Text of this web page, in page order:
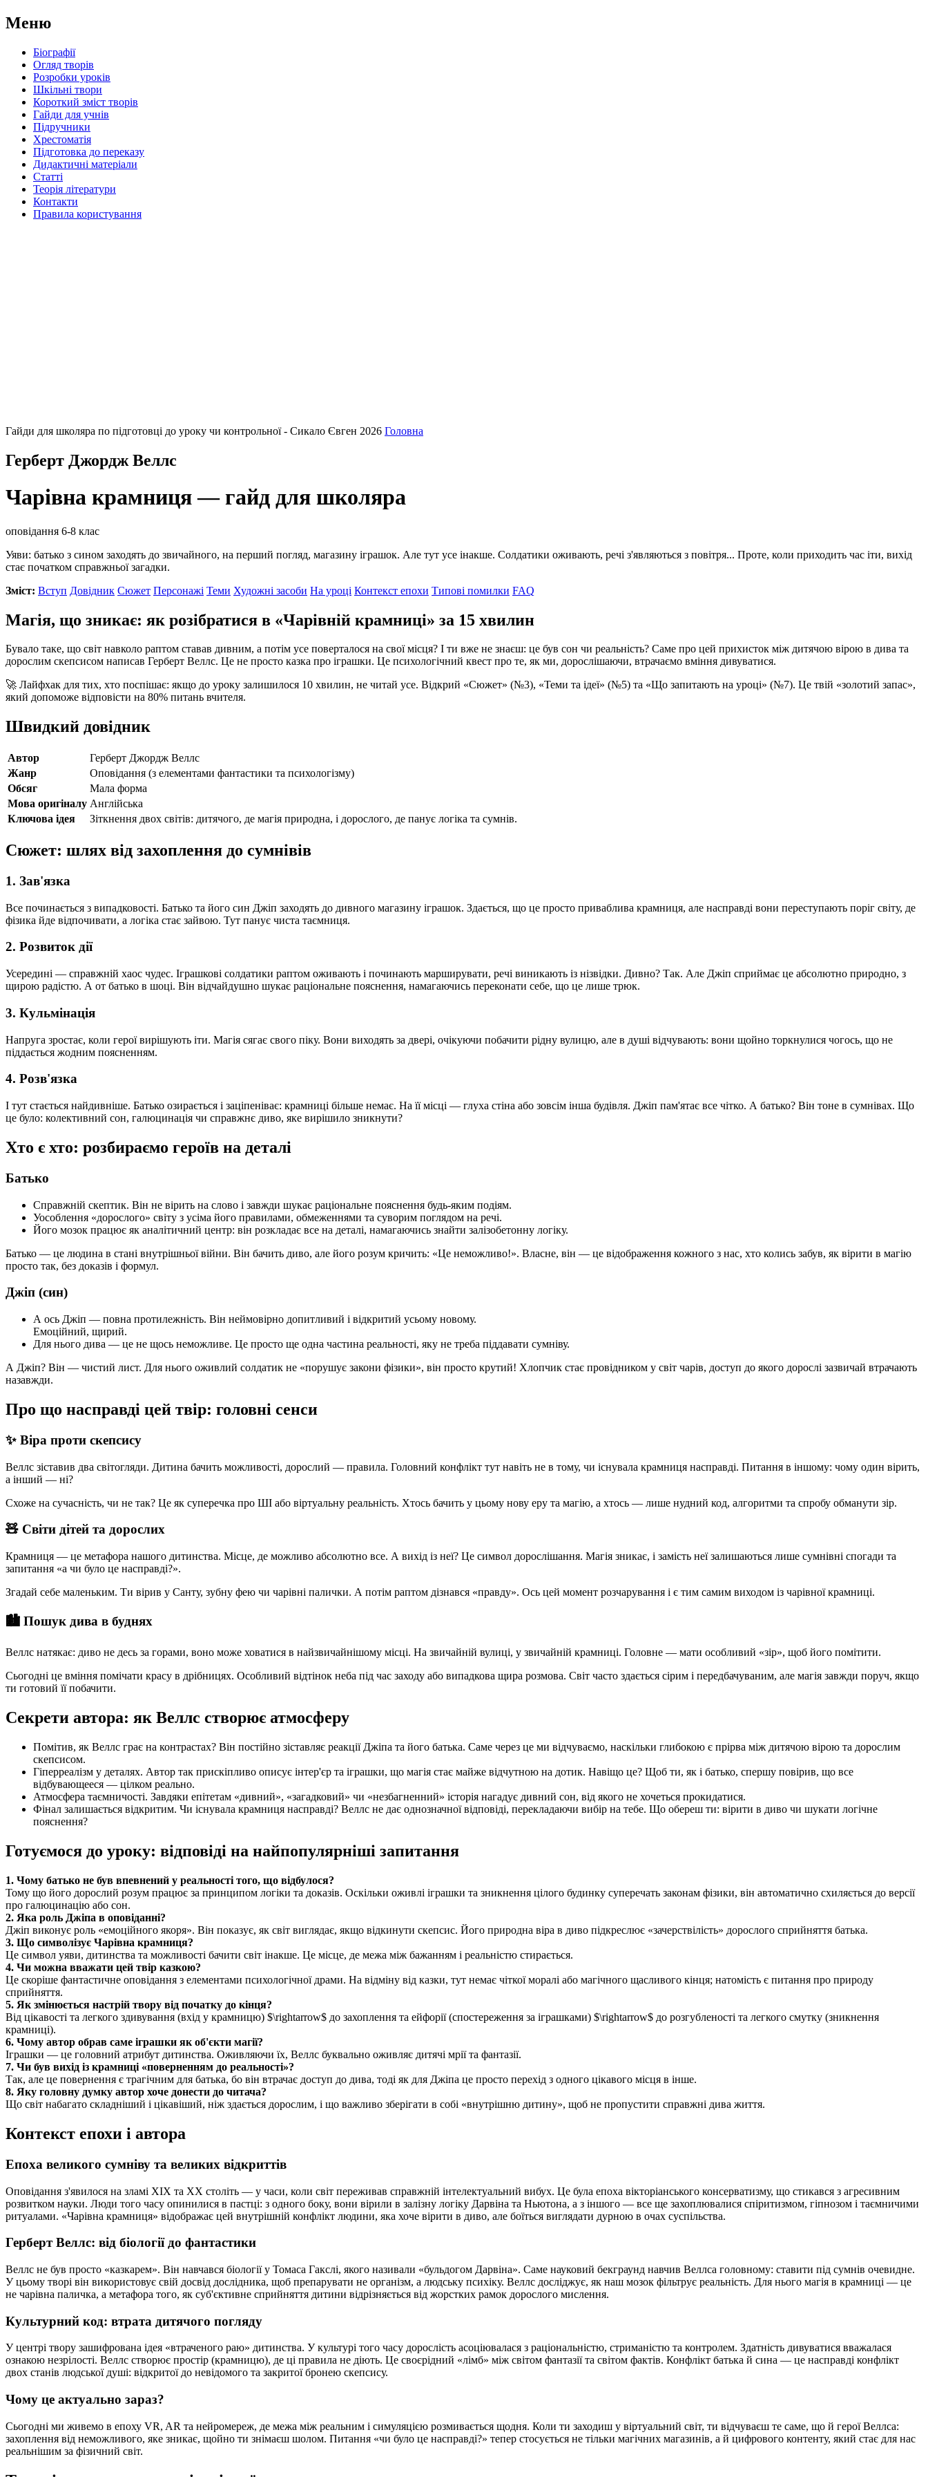
Меню
Біографії
Огляд творів
Розробки уроків
Шкільні твори
Короткий зміст творів
Гайди для учнів
Підручники
Хрестоматія
Підготовка до переказу
Дидактичні матеріали
Статті
Теорія літератури
Контакти
Правила користування
Гайди для школяра по підготовці до уроку чи контрольної - Сикало Євген 2026 Головна
Герберт Джордж Веллс
Чарівна крамниця — гайд для школяра
оповідання 6-8 клас
Уяви: батько з сином заходять до звичайного, на перший погляд, магазину іграшок. Але тут усе інакше. Солдатики оживають, речі з'являються з повітря... Проте, коли приходить час іти, вихід
стає початком справжньої загадки.
Зміст: Вступ Довідник Сюжет Персонажі Теми Художні засоби На уроці Контекст епохи Типові помилки FAQ
Магія, що зникає: як розібратися в «Чарівній крамниці» за 15 хвилин
Бувало таке, що світ навколо раптом ставав дивним, а потім усе поверталося на свої місця? І ти вже не знаєш: це був сон чи реальність? Саме про цей прихисток між дитячою вірою в дива та
дорослим скепсисом написав Герберт Веллс. Це не просто казка про іграшки. Це психологічний квест про те, як ми, дорослішаючи, втрачаємо вміння дивуватися.
🚀 Лайфхак для тих, хто поспішає: якщо до уроку залишилося 10 хвилин, не читай усе. Відкрий «Сюжет» (№3), «Теми та ідеї» (№5) та «Що запитають на уроці» (№7). Це твій «золотий запас»,
який допоможе відповісти на 80% питань вчителя.
Швидкий довідник
Автор
Герберт Джордж Веллс
Жанр
Оповідання (з елементами фантастики та психологізму)
Обсяг
Мала форма
Мова оригіналу Англійська
Ключова ідея
Зіткнення двох світів: дитячого, де магія природна, і дорослого, де панує логіка та сумнів.
Сюжет: шлях від захоплення до сумнівів
1. Зав'язка
Все починається з випадковості. Батько та його син Джіп заходять до дивного магазину іграшок. Здається, що це просто приваблива крамниця, але насправді вони переступають поріг світу, де
фізика йде відпочивати, а логіка стає зайвою. Тут панує чиста таємниця.
2. Розвиток дії
Усередині — справжній хаос чудес. Іграшкові солдатики раптом оживають і починають марширувати, речі виникають із нізвідки. Дивно? Так. Але Джіп сприймає це абсолютно природно, з
щирою радістю. А от батько в шоці. Він відчайдушно шукає раціональне пояснення, намагаючись переконати себе, що це лише трюк.
3. Кульмінація
Напруга зростає, коли герої вирішують іти. Магія сягає свого піку. Вони виходять за двері, очікуючи побачити рідну вулицю, але в душі відчувають: вони щойно торкнулися чогось, що не
піддається жодним поясненням.
4. Розв'язка
І тут стається найдивніше. Батько озирається і заціпеніває: крамниці більше немає. На її місці — глуха стіна або зовсім інша будівля. Джіп пам'ятає все чітко. А батько? Він тоне в сумнівах. Що
це було: колективний сон, галюцинація чи справжнє диво, яке вирішило зникнути?
Хто є хто: розбираємо героїв на деталі
Батько
Справжній скептик. Він не вірить на слово і завжди шукає раціональне пояснення будь-яким подіям.
Уособлення «дорослого» світу з усіма його правилами, обмеженнями та суворим поглядом на речі.
Його мозок працює як аналітичний центр: він розкладає все на деталі, намагаючись знайти залізобетонну логіку.
Батько — це людина в стані внутрішньої війни. Він бачить диво, але його розум кричить: «Це неможливо!». Власне, він — це відображення кожного з нас, хто колись забув, як вірити в магію
просто так, без доказів і формул.
Джіп (син)
А ось Джіп — повна протилежність. Він неймовірно допитливий і відкритий усьому новому.
Емоційний, щирий.
Для нього дива — це не щось неможливе. Це просто ще одна частина реальності, яку не треба піддавати сумніву.
А Джіп? Він — чистий лист. Для нього оживлий солдатик не «порушує закони фізики», він просто крутий! Хлопчик стає провідником у світ чарів, доступ до якого дорослі зазвичай втрачають
назавжди.
Про що насправді цей твір: головні сенси
✨ Віра проти скепсису
Веллс зіставив два світогляди. Дитина бачить можливості, дорослий — правила. Головний конфлікт тут навіть не в тому, чи існувала крамниця насправді. Питання в іншому: чому один вірить,
а інший — ні?
Схоже на сучасність, чи не так? Це як суперечка про ШІ або віртуальну реальність. Хтось бачить у цьому нову еру та магію, а хтось — лише нудний код, алгоритми та спробу обманути зір.
🧸 Світи дітей та дорослих
Крамниця — це метафора нашого дитинства. Місце, де можливо абсолютно все. А вихід із неї? Це символ дорослішання. Магія зникає, і замість неї залишаються лише сумнівні спогади та
запитання «а чи було це насправді?».
Згадай себе маленьким. Ти вірив у Санту, зубну фею чи чарівні палички. А потім раптом дізнався «правду». Ось цей момент розчарування і є тим самим виходом із чарівної крамниці.
🏙️ Пошук дива в буднях
Веллс натякає: диво не десь за горами, воно може ховатися в найзвичайнішому місці. На звичайній вулиці, у звичайній крамниці. Головне — мати особливий «зір», щоб його помітити.
Сьогодні це вміння помічати красу в дрібницях. Особливий відтінок неба під час заходу або випадкова щира розмова. Світ часто здається сірим і передбачуваним, але магія завжди поруч, якщо
ти готовий її побачити.
Секрети автора: як Веллс створює атмосферу
Помітив, як Веллс грає на контрастах? Він постійно зіставляє реакції Джіпа та його батька. Саме через це ми відчуваємо, наскільки глибокою є прірва між дитячою вірою та дорослим
скепсисом.
Гіперреалізм у деталях. Автор так прискіпливо описує інтер'єр та іграшки, що магія стає майже відчутною на дотик. Навіщо це? Щоб ти, як і батько, спершу повірив, що все
відбувающееся — цілком реально.
Атмосфера таємничості. Завдяки епітетам «дивний», «загадковий» чи «незбагненний» історія нагадує дивний сон, від якого не хочеться прокидатися.
Фінал залишається відкритим. Чи існувала крамниця насправді? Веллс не дає однозначної відповіді, перекладаючи вибір на тебе. Що обереш ти: вірити в диво чи шукати логічне
пояснення?
Готуємося до уроку: відповіді на найпопулярніші запитання
1. Чому батько не був впевнений у реальності того, що відбулося?
Тому що його дорослий розум працює за принципом логіки та доказів. Оскільки оживлі іграшки та зникнення цілого будинку суперечать законам фізики, він автоматично схиляється до версії
про галюцинацію або сон.
2. Яка роль Джіпа в оповіданні?
Джіп виконує роль «емоційного якоря». Він показує, як світ виглядає, якщо відкинути скепсис. Його природна віра в диво підкреслює «зачерствілість» дорослого сприйняття батька.
3. Що символізує Чарівна крамниця?
Це символ уяви, дитинства та можливості бачити світ інакше. Це місце, де межа між бажанням і реальністю стирається.
4. Чи можна вважати цей твір казкою?
Це скоріше фантастичне оповідання з елементами психологічної драми. На відміну від казки, тут немає чіткої моралі або магічного щасливого кінця; натомість є питання про природу
сприйняття.
5. Як змінюється настрій твору від початку до кінця?
Від цікавості та легкого здивування (вхід у крамницю) $\rightarrow$ до захоплення та ейфорії (спостереження за іграшками) $\rightarrow$ до розгубленості та легкого смутку (зникнення
крамниці).
6. Чому автор обрав саме іграшки як об'єкти магії?
Іграшки — це головний атрибут дитинства. Оживляючи їх, Веллс буквально оживляє дитячі мрії та фантазії.
7. Чи був вихід із крамниці «поверненням до реальності»?
Так, але це повернення є трагічним для батька, бо він втрачає доступ до дива, тоді як для Джіпа це просто перехід з одного цікавого місця в інше.
8. Яку головну думку автор хоче донести до читача?
Що світ набагато складніший і цікавіший, ніж здається дорослим, і що важливо зберігати в собі «внутрішню дитину», щоб не пропустити справжні дива життя.
Контекст епохи і автора
Епоха великого сумніву та великих відкриттів
Оповідання з'явилося на зламі XIX та XX століть — у часи, коли світ переживав справжній інтелектуальний вибух. Це була епоха вікторіанського консерватизму, що стикався з агресивним
розвитком науки. Люди того часу опинилися в пастці: з одного боку, вони вірили в залізну логіку Дарвіна та Ньютона, а з іншого — все ще захоплювалися спіритизмом, гіпнозом і таємничими
ритуалами. «Чарівна крамниця» відображає цей внутрішній конфлікт людини, яка хоче вірити в диво, але боїться виглядати дурною в очах суспільства.
Герберт Веллс: від біології до фантастики
Веллс не був просто «казкарем». Він навчався біології у Томаса Гакслі, якого називали «бульдогом Дарвіна». Саме науковий бекграунд навчив Веллса головному: ставити під сумнів очевидне.
У цьому творі він використовує свій досвід дослідника, щоб препарувати не організм, а людську психіку. Веллс досліджує, як наш мозок фільтрує реальність. Для нього магія в крамниці — це
не чарівна паличка, а метафора того, як суб'єктивне сприйняття дитини відрізняється від жорстких рамок дорослого мислення.
Культурний код: втрата дитячого погляду
У центрі твору зашифрована ідея «втраченого раю» дитинства. У культурі того часу дорослість асоціювалася з раціональністю, стриманістю та контролем. Здатність дивуватися вважалася
ознакою незрілості. Веллс створює простір (крамницю), де ці правила не діють. Це своєрідний «лімб» між світом фантазії та світом фактів. Конфлікт батька й сина — це насправді конфлікт
двох станів людської душі: відкритої до невідомого та закритої бронею скепсису.
Чому це актуально зараз?
Сьогодні ми живемо в епоху VR, AR та нейромереж, де межа між реальним і симуляцією розмивається щодня. Коли ти заходиш у віртуальний світ, ти відчуваєш те саме, що й герої Веллса:
захоплення від неможливого, яке зникає, щойно ти знімаєш шолом. Питання «чи було це насправді?» тепер стосується не тільки магічних магазинів, а й цифрового контенту, який стає для нас
реальнішим за фізичний світ.